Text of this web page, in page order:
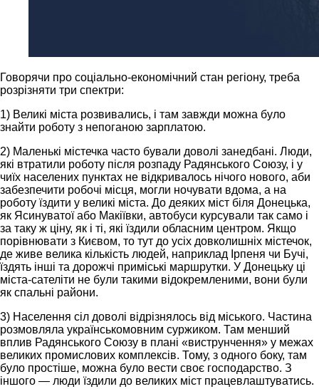
Говорячи про соціально-економічний стан регіону, треба
розрізняти три спектри:
1) Великі міста розвивались, і там завжди можна було
знайти роботу з непоганою зарплатою.
2) Маленькі містечка часто бували доволі занедбані. Люди,
які втратили роботу після розпаду Радянського Союзу, і у
чиїх населених пунктах не відкривалось нічого нового, аби
забезпечити робочі місця, могли ночувати вдома, а на
роботу їздити у великі міста. До деяких міст біля Донецька,
як Ясинуватої або Макіївки, автобуси курсували так само і
за таку ж ціну, як і ті, які їздили обласним центром. Якщо
порівнювати з Києвом, то тут до усіх довколишніх містечок,
де живе велика кількість людей, наприклад Ірпеня чи Бучі,
їздять інші та дорожчі приміські маршрутки. У Донецьку ці
міста-сателіти не були такими відокремленими, вони були
як спальні райони.
3) Населення сіл доволі відрізнялось від міського. Частина
розмовляла українськомовним суржиком. Там менший
вплив Радянського Союзу в плані «виструнчення» у межах
великих промислових комплексів. Тому, з одного боку, там
було простіше, можна було вести своє господарство. З
іншого — люди їздили до великих міст працевлаштуватись.